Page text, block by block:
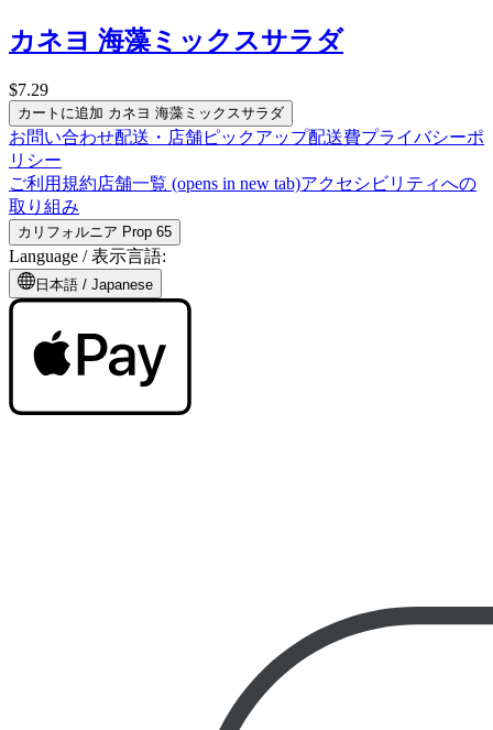
カネヨ 海藻ミックスサラダ
$7.29
カートに追加 カネヨ 海藻ミックスサラダ
お問い合わせ配送・店舗ピックアップ配送費プライバシーポ
リシー
ご利用規約店舗一覧 (opens in new tab)アクセシビリティへの
取り組み
カリフォルニア Prop 65
Language /表示言語:
日本語 / Japanese